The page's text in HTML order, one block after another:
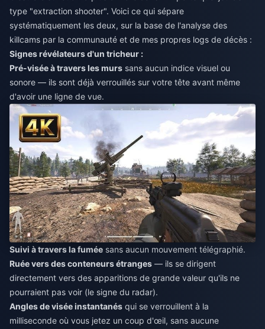
type "extraction shooter". Voici ce qui sépare
systématiquement les deux, sur la base de l'analyse des
killcams par la communauté et de mes propres logs de décès :
Signes révélateurs d'un tricheur :
Pré-visée à travers les murs sans aucun indice visuel ou
sonore — ils sont déjà verrouillés sur votre tête avant même
d'avoir une ligne de vue.
Suivi à travers la fumée sans aucun mouvement télégraphié.
Ruée vers des conteneurs étranges — ils se dirigent
directement vers des apparitions de grande valeur qu'ils ne
pourraient pas voir (le signe du radar).
Angles de visée instantanés qui se verrouillent à la
milliseconde où vous jetez un coup d'œil, sans aucune